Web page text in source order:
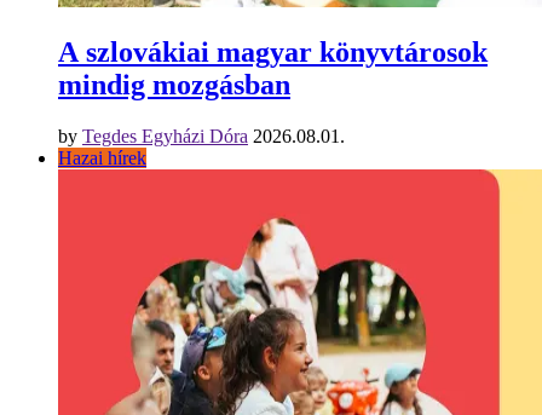
A szlovákiai magyar könyvtárosok
mindig mozgásban
by Tegdes Egyházi Dóra 2026.08.01.
Hazai hírek